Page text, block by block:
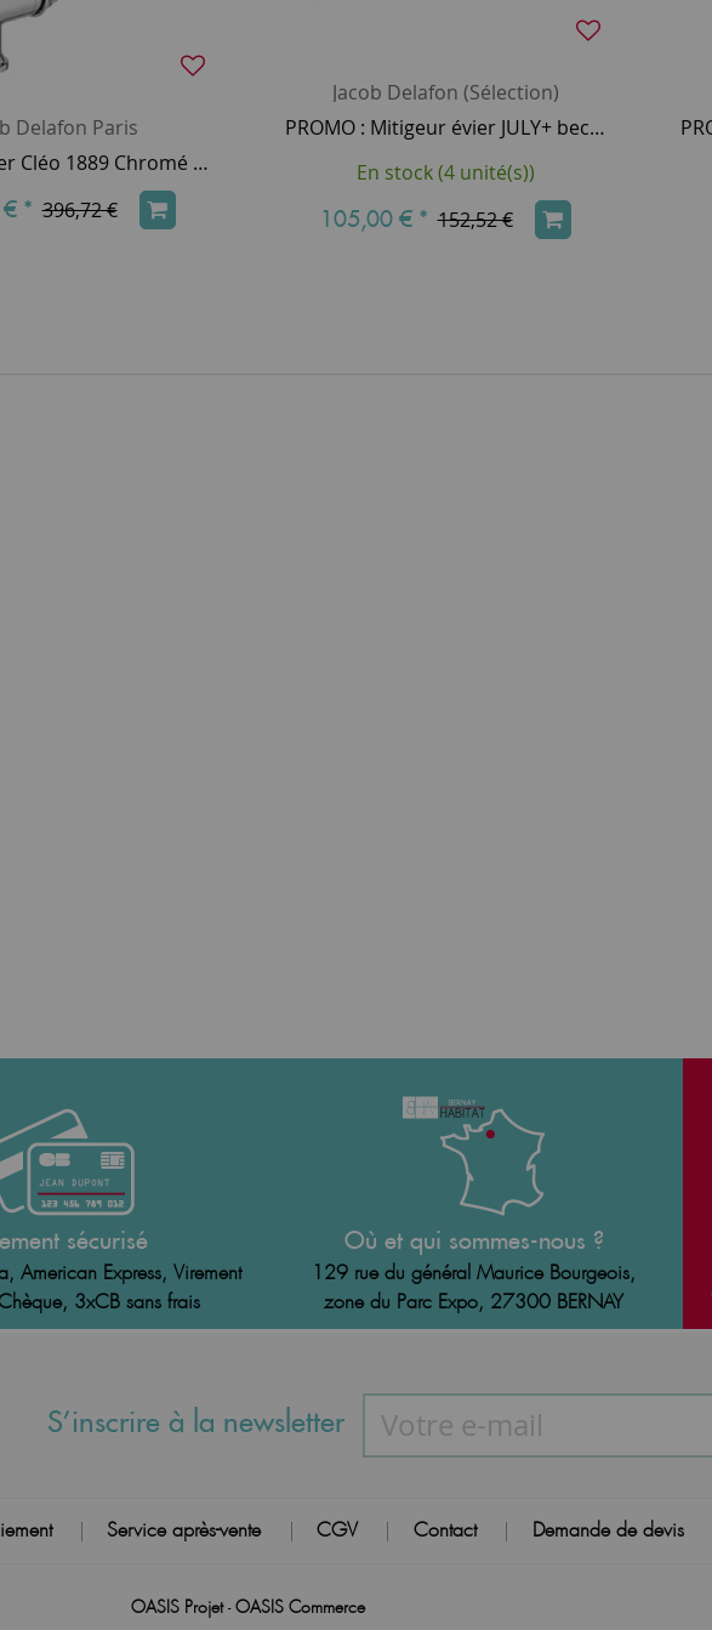
Delafon Paris
Mitigeur évier Cléo 1889 Chromé - JACOB DELAFON Réf. E24317-CP
* 396,72 €
Jacob Delafon (Sélection)
PROMO : Mitigeur évier JULY+ bec profilé chromé - JACOB DELAFON Réf. E35688-4-CP
En stock (4 unité(s))
105,00 € * 152,52 €
sécurisé
American Express, Virement
3xCB sans frais
Où et qui sommes-nous ?
129 rue du général Maurice Bourgeois,
zone du Parc Expo, 27300 BERNAY
S’inscrire à la newsletter
| Service après-vente | CGV | Contact | Demande de devis
OASIS Projet-OASIS Commerce